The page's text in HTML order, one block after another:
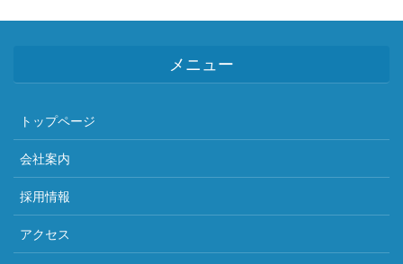
メニュー
トップページ
会社案内
採用情報
アクセス